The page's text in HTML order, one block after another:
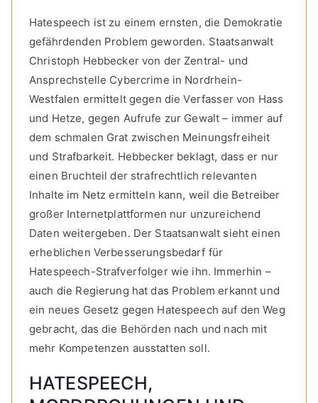
Hatespeech ist zu einem ernsten, die Demokratie
gefährdenden Problem geworden. Staatsanwalt
Christoph Hebbecker von der Zentral- und
Ansprechstelle Cybercrime in Nordrhein-
Westfalen ermittelt gegen die Verfasser von Hass
und Hetze, gegen Aufrufe zur Gewalt – immer auf
dem schmalen Grat zwischen Meinungsfreiheit
und Strafbarkeit. Hebbecker beklagt, dass er nur
einen Bruchteil der strafrechtlich relevanten
Inhalte im Netz ermitteln kann, weil die Betreiber
großer Internetplattformen nur unzureichend
Daten weitergeben. Der Staatsanwalt sieht einen
erheblichen Verbesserungsbedarf für
Hatespeech-Strafverfolger wie ihn. Immerhin –
auch die Regierung hat das Problem erkannt und
ein neues Gesetz gegen Hatespeech auf den Weg
gebracht, das die Behörden nach und nach mit
mehr Kompetenzen ausstatten soll.
HATESPEECH,